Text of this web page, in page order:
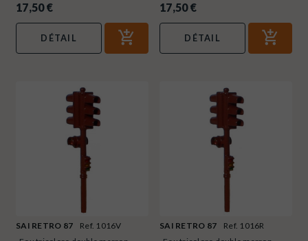
17,50 €
DÉTAIL
17,50 €
DÉTAIL
SAI RETRO 87
Ref. 1016V
SAI RETRO 87
Ref. 1016R